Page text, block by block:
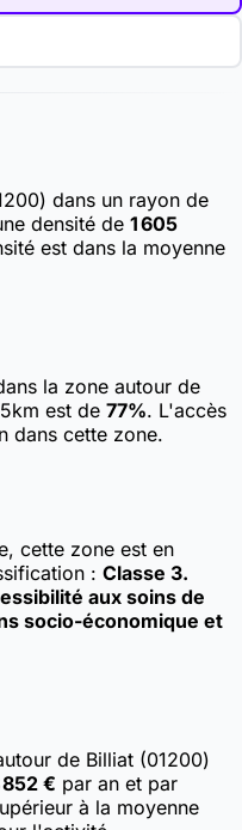
dans un rayon de
densité de 1 605
est dans la moyenne
la zone autour de
est de 77%. L'accès
dans cette zone.
cette zone est en
: Classe 3.
aux soins de
socio-économique et
de Billiat (01200)
852 € par an et par
à la moyenne